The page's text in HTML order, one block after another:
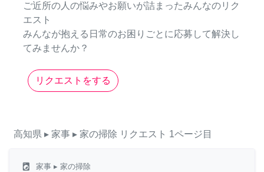
ご近所の人の悩みやお願いが詰まったみんなのリク
エスト
みんなが抱える日常のお困りごとに応募して解決し
てみませんか？
リクエストをする
高知県 ▸ 家事 ▸ 家の掃除 リクエスト 1ページ目
local_laundry_service 家事 ▸ 家の掃除